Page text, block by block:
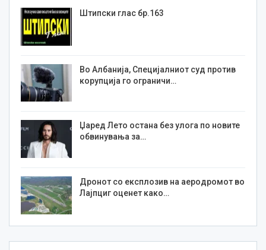
Штипски глас бр.163
Во Албанија, Специјалниот суд против
корупција го ограничи…
Џаред Лето остана без улога по новите
обвинувања за…
Дронот со експлозив на аеродромот во
Лајпциг оценет како…